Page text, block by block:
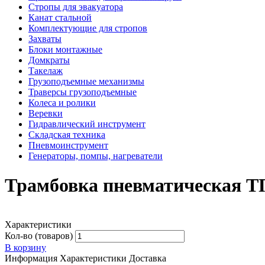
Стропы для эвакуатора
Канат стальной
Комплектующие для стропов
Захваты
Блоки монтажные
Домкраты
Такелаж
Грузоподъемные механизмы
Траверсы грузоподъемные
Колеса и ролики
Веревки
Гидравлический инструмент
Складская техника
Пневмоинструмент
Генераторы, помпы, нагреватели
Трамбовка пневматическая
Характеристики
Кол-во (товаров)
В корзину
Информация Характеристики Доставка